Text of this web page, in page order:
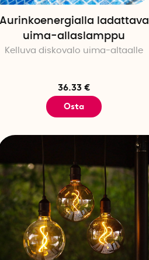
Aurinkoenergialla ladattava
uima-allaslamppu
Kelluva diskovalo uima-altaalle
36.33 €
Osta